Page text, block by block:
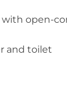
with open-
and toilet